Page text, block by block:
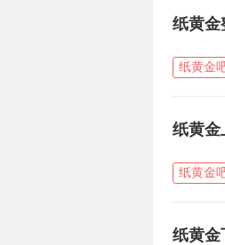
纸黄金
纸黄金
纸黄金
纸黄金
纸黄金